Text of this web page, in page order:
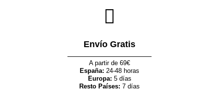
Envío Gratis
A partir de 69€
España: 24-48 horas
Europa: 5 días
Resto Países: 7 días